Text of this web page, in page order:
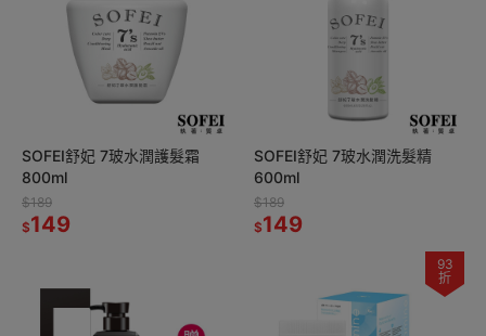
SOFEI舒妃 7玻水潤護髮霜
800ml
$189
$149
SOFEI舒妃 7玻水潤洗髮精
600ml
$189
$149
93
折